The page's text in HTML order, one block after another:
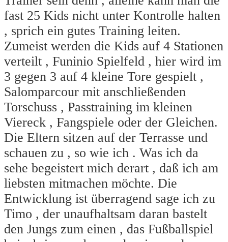
fast 25 Kids nicht unter Kontrolle halten
, sprich ein gutes Training leiten.
Zumeist werden die Kids auf 4 Stationen
verteilt , Funinio Spielfeld , hier wird im
3 gegen 3 auf 4 kleine Tore gespielt ,
Salomparcour mit anschließenden
Torschuss , Passtraining im kleinen
Viereck , Fangspiele oder der Gleichen.
Die Eltern sitzen auf der Terrasse und
schauen zu , so wie ich . Was ich da
sehe begeistert mich derart , daß ich am
liebsten mitmachen möchte. Die
Entwicklung ist überragend sage ich zu
Timo , der unaufhaltsam daran bastelt
den Jungs zum einen , das Fußballspiel